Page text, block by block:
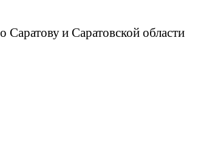
Саратовуи Саратовской области